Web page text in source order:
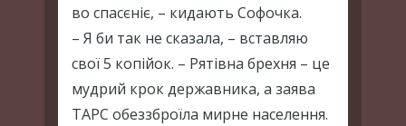
во спасєніє, – кидають Софочка.
– Я би так не сказала, – вставляю
свої 5 копійок. – Рятівна брехня – це
мудрий крок державника, а заява
ТАРС обеззброїла мирне населення.